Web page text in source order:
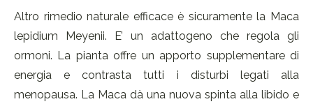
Altro rimedio naturale efficace è sicuramente la Maca
lepidium Meyenii. E’ un adattogeno che regola gli
ormoni. La pianta offre un apporto supplementare di
energia e contrasta tutti i disturbi legati alla
menopausa. La Maca dà una nuova spinta alla libido e